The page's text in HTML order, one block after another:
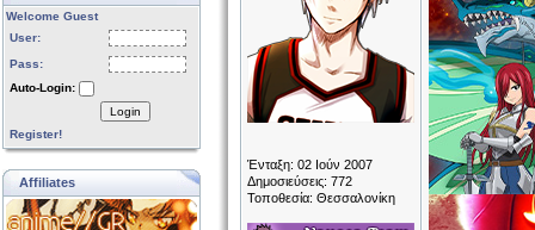
Welcome Guest
User:
Pass:
Auto-Login:
Login
Register!
Affiliates
Ένταξη: 02 Ιούν 2007
Δημοσιεύσεις: 772
Τοποθεσία: Θεσσαλονίκη